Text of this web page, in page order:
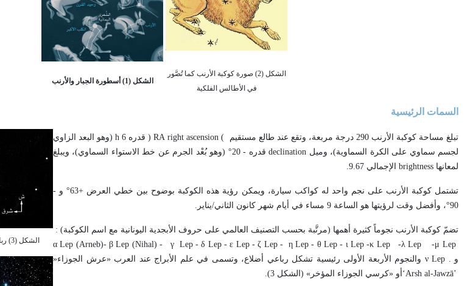
الشكل (2) صورة كوكبة الأرنب كما تُصَّور
في الأطالس الفلكية
الشكل (1) أسطورة الجبار والأرنب
السمات الرئيسية
الشكل (3) رباعي نجوم كوكبة الأرنب (عرش الجوزاء)
تبلغ مساحة كوكبة الأرنب 290 درجة مربعة، وتقع عند طالع مستقيم right ascension (
RA
)قدره 6 h (وهو البعد الزاوي
لجسم سماوي على الكرة السماوية)، وميل declination
قدره - 20° (وهو بُعْد الجرم عن خط الاستواء السماوي)، ويبلغ
لمعانها brightness الإجمالي 9.67 .
تشتمل كوكبة الأرنب على نجم واحد له كواكب سيارة، ويمكن رؤية هذه الكوكبة بوضوح بين خطي العرض +63° و -
90°، وأفضل وقت لرؤيتها هو الساعة 9 مساء في أيام شهر كانون الثاني/يناير
.
تضمّ كوكبة الأرنب نجوماً كثيرة أهمها (مرتَّبة بحسب التصنيف العالمي على حروف الأبجدية اليونانية مع اسم الكوكبة) :
α Lep (Arneb)- β Lep (Nihal) - γ Lep - δ Lep - ε Lep - ζ Lep - η Lep - θ Lep - ι Lep -κ Lep -λ Lep -μ Lep
و ν Lep . والنجوم الأربعة الأولى رئيسية تشكل رباعي أضلاع، وتسمى في علم الأبراج عند العرب «عرش الجوزاء»
‘Arsh al-Jawzā’ أو «كرسي الجوزاء المؤخر» (الشكل 3).